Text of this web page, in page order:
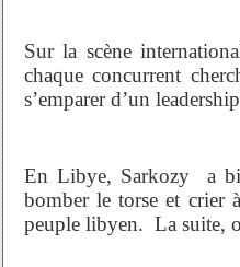
Sur la scène
chaque concurrent
s’emparer d’un
En Libye, Sarkozy a
bomber le torse et crier
peuple libyen. La suite,